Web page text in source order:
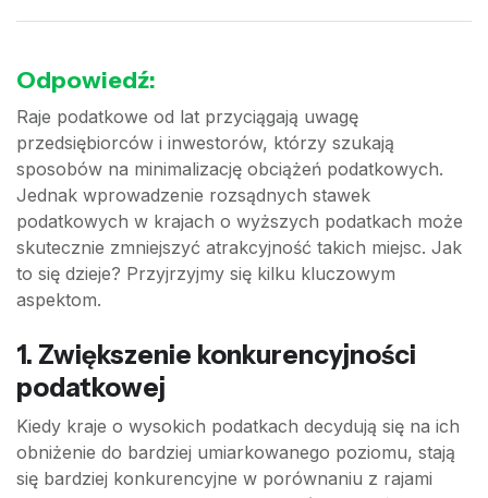
Odpowiedź:
Raje podatkowe od lat przyciągają uwagę
przedsiębiorców i inwestorów, którzy szukają
sposobów na minimalizację obciążeń podatkowych.
Jednak wprowadzenie rozsądnych stawek
podatkowych w krajach o wyższych podatkach może
skutecznie zmniejszyć atrakcyjność takich miejsc. Jak
to się dzieje? Przyjrzyjmy się kilku kluczowym
aspektom.
1. Zwiększenie konkurencyjności
podatkowej
Kiedy kraje o wysokich podatkach decydują się na ich
obniżenie do bardziej umiarkowanego poziomu, stają
się bardziej konkurencyjne w porównaniu z rajami